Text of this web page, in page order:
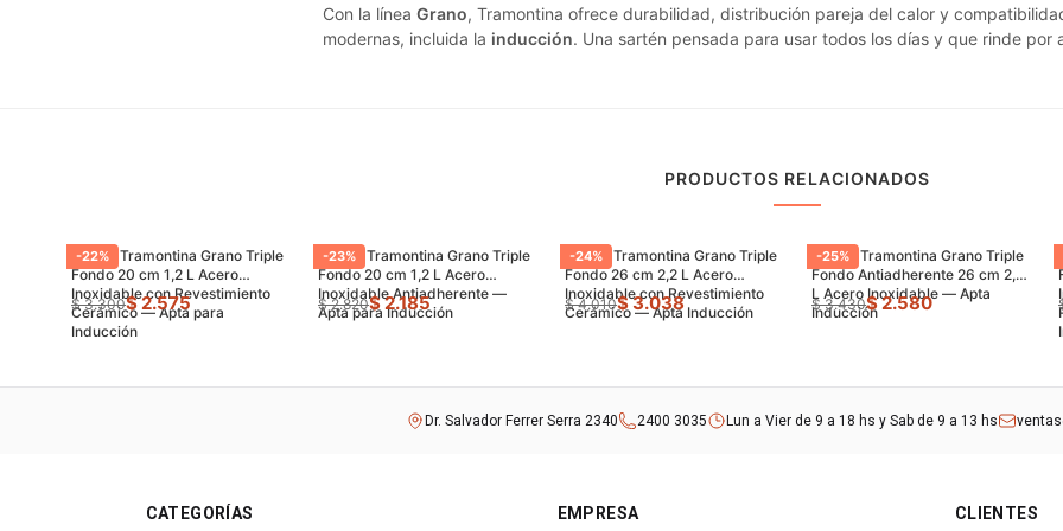
Con la línea Grano, Tramontina ofrece durabilidad, distribución pareja del calor y
modernas, incluida la inducción. Una sartén pensada para usar todos los días y que rinde por
PRODUCTOS RELACIONADOS
-22%
Sartén Tramontina Grano Triple
Fondo 20 cm 1,2 L Acero
Inoxidable con Revestimiento
Cerámico — Apta para
Inducción
$ 3.300$ 2.575
-23%
Sartén Tramontina Grano Triple
Fondo 20 cm 1,2 L Acero
Inoxidable Antiadherente —
Apta para Inducción
$ 2.820$ 2.185
-24%
Sartén Tramontina Grano Triple
Fondo 26 cm 2,2 L Acero
Inoxidable con Revestimiento
Cerámico — Apta Inducción
$ 4.010$ 3.038
-25%
Sartén Tramontina Grano Triple
Fondo Antiadherente 26 cm 2,2
L Acero Inoxidable — Apta
Inducción
$ 3.430$ 2.580
Dr. Salvador Ferrer Serra 2340 2400 3035 Lun a Vier de 9 a 18 hs y Sab de 9 a 13 hs
CATEGORÍAS
EMPRESA
CLIENTES